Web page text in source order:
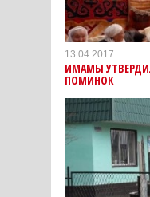
13.04.2017
ИМАМЫ
ПОМИНОК